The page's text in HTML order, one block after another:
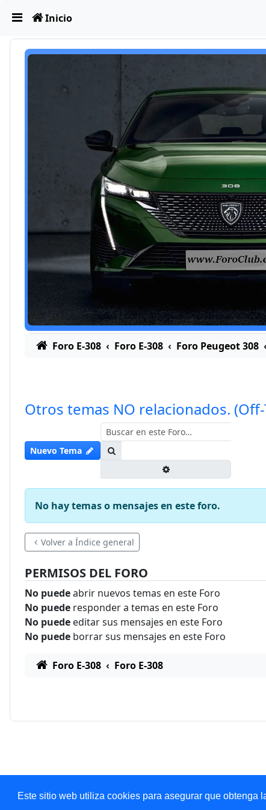
Este sitio web utiliza cookies para asegurar que obtenga
Obviar Inicio
Foro E-308 Foro E-308 Foro Peugeot 308
Otros temas NO relacionados.
Nuevo Tema
No hay temas o mensajes en este foro.
Volver a Índice general
PERMISOS DEL FORO
No puedeabrir nuevos temas en este Foro
No puede responder a temas en este Foro
No puede editar sus mensajes en este Foro
No puede borrar sus mensajes en este Foro
Foro E-308 Foro E-308